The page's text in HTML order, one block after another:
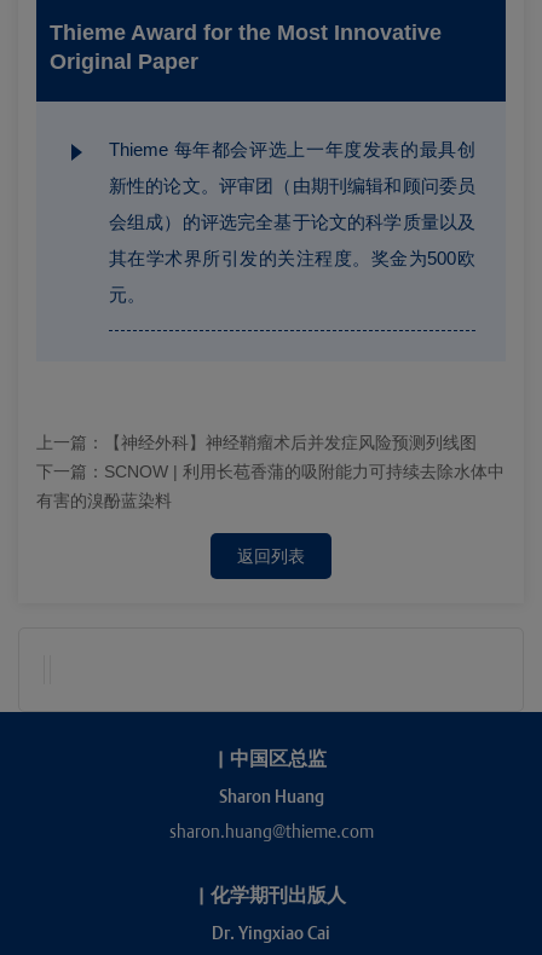
Thieme Award for the Most Innovative
Original Paper
Thieme 每年都会评选上一年度发表的最具创
新性的论文。评审团（由期刊编辑和顾问委员
会组成）的评选完全基于论文的科学质量以及
其在学术界所引发的关注程度。奖金为500欧
元。
上一篇：
【神经外科】神经鞘瘤术后并发症风险预测列线图
下一篇： SCNOW | 利用长苞香蒲的吸附能力可持续去除水体中
有害的溴酚蓝染料
返回列表
| 中国区总监
Sharon Huang
sharon.huang@thieme.com
| 化学期刊出版人
Dr. Yingxiao Cai